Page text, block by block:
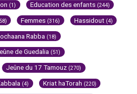
(1) Education des enfants (244)
Femmes (316) Hassidout (4)
Rabba (18)
de Guedalia (51)
Jeûne du 17 Tamouz (270)
(4) Kriat haTorah (220)